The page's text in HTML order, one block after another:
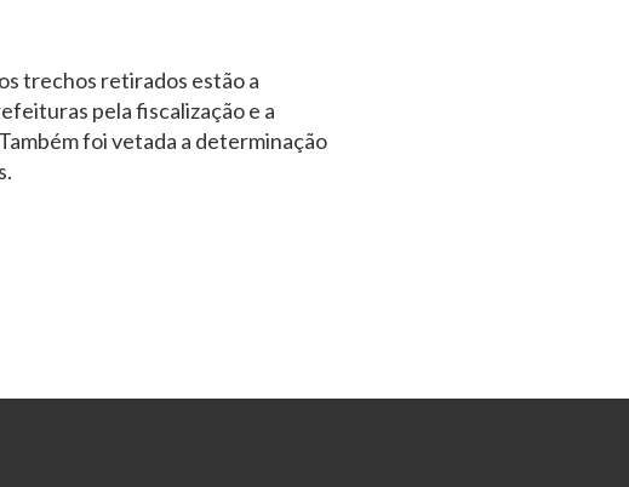
trechos retirados estão a
pela fiscalização e a
foi vetada a determinação